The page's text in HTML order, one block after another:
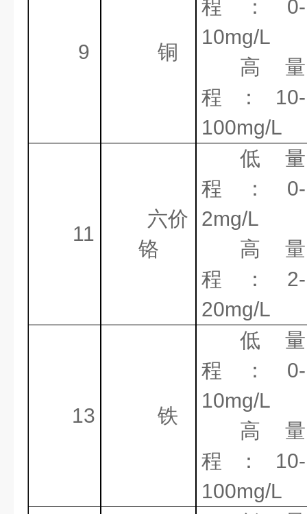
9 铜
程： 0-
10mg/L
高量
程： 10-
100mg/L
11
六价
铬
低量
程： 0-
2mg/L
高量
程： 2-
20mg/L
13 铁
低量
程： 0-
10mg/L
高量
程： 10-
100mg/L